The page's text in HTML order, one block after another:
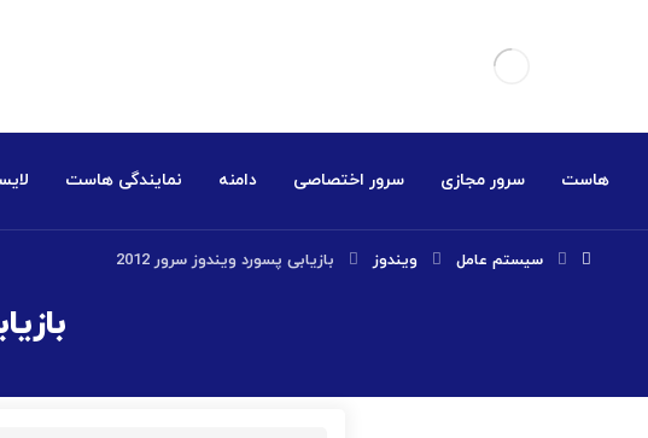
هاست سرور مجازی سرور اختصاصی دامنه نمایندگی هاست
سیستم عامل ویندوز بازیابی پسورد ویندوز سرور 2012